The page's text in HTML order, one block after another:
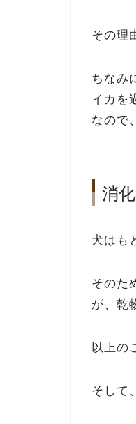
その理
ちなみ
イカを
なので
消
犬はも
そのた
が、乾
以上の
そして